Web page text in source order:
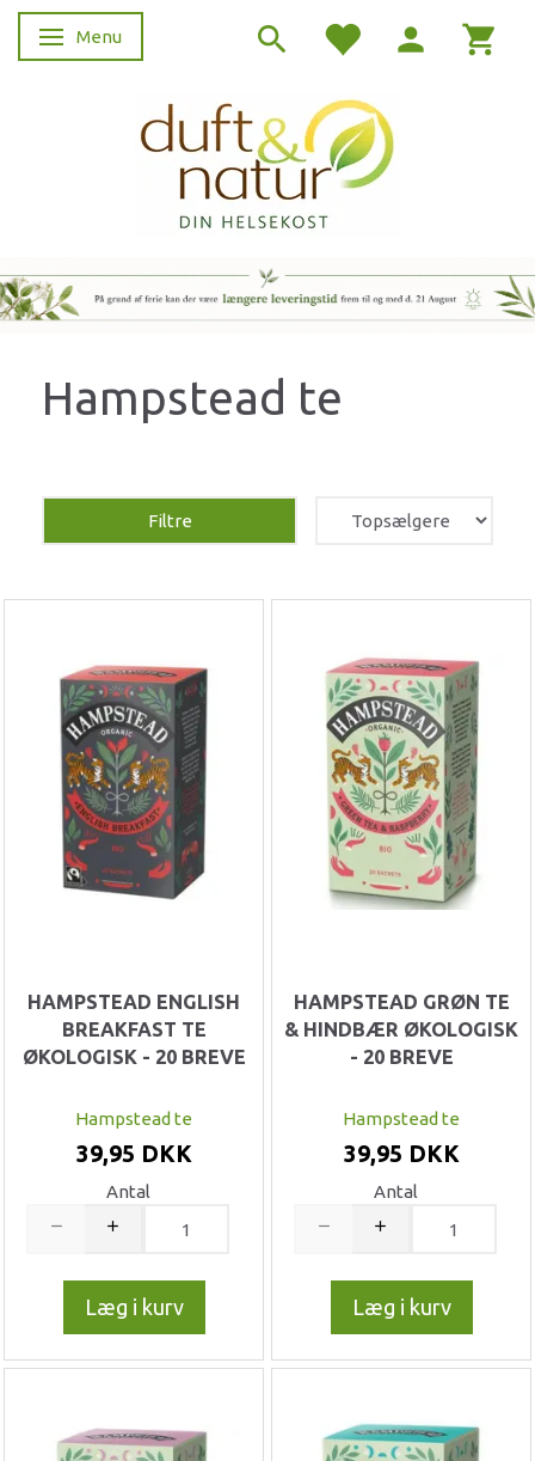
Skifte navigation
Menu
Hampstead te
Filtre
HAMPSTEAD ENGLISH
BREAKFAST TE
ØKOLOGISK - 20 BREVE
Hampstead te
39,95 DKK
Antal
Læg i kurv
HAMPSTEAD GRØN TE
& HINDBÆR ØKOLOGISK
- 20 BREVE
Hampstead te
39,95 DKK
Antal
Læg i kurv